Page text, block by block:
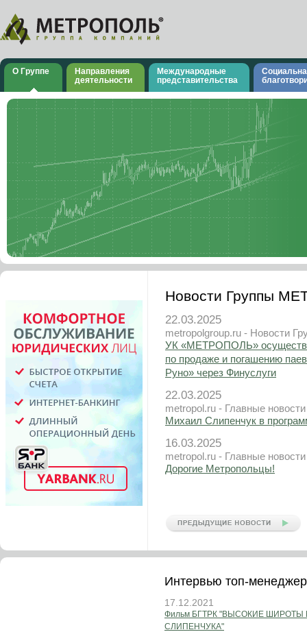
О Группе
Направления
деятельности
Международные
представительства
Новости Группы
22.03.2025
metropolgroup.ru - Новости
УК «МЕТРОПОЛЬ»
по продаже и погашению
Руно» через Финуслуги
22.03.2025
metropol.ru - Главные новости
Михаил Слипенчук в
16.03.2025
metropol.ru - Главные новости
Дорогие Метропольцы!
Интервью топ-
17.12.2021
Фильм БГТРК "ВЫСОКИЕ
СЛИПЕНЧУКА"